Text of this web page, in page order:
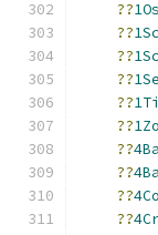
??
??
??
??
??
??
??
??
??
??